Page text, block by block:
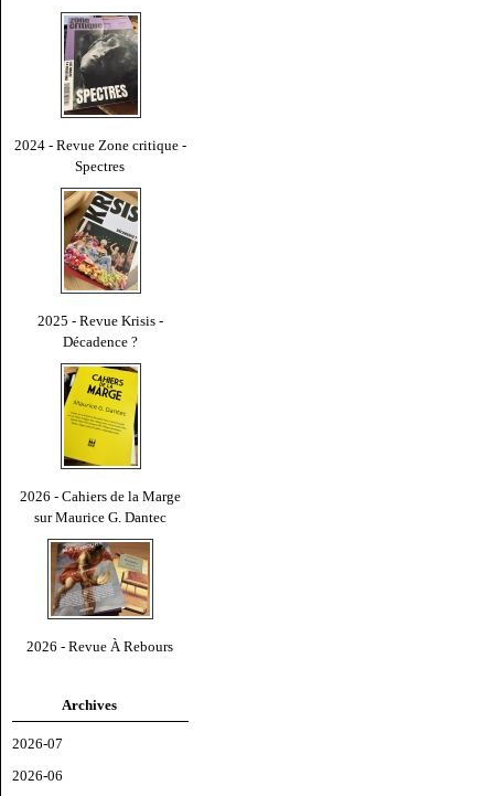
2024 - Revue Zone critique -
Spectres
2025 - Revue Krisis -
Décadence ?
2026 - Cahiers de la Marge
sur Maurice G. Dantec
2026 - Revue À Rebours
Archives
2026-07
2026-06